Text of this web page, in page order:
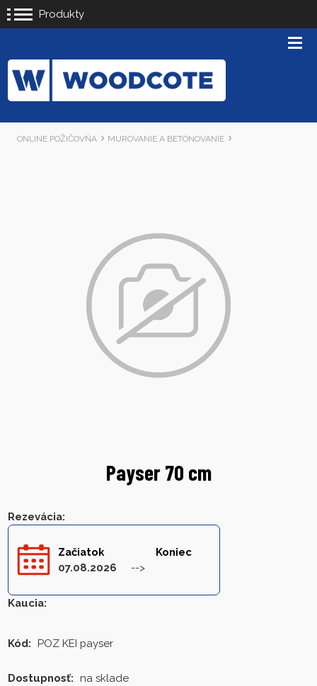
Produkty
ONLINE POŽIČOVŇA MUROVANIE A BETÓNOVANIE
Payser 70 cm
Rezevácia:
Začiatok
07.08.2026
Koniec
Kaucia:
Kód: POZ KEI payser
Dostupnosť:
na sklade